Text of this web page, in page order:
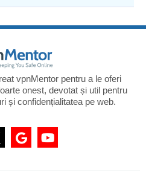
vpnMentor pentru a le oferi
onest, devotat și util pentru
și confidențialitatea pe web.